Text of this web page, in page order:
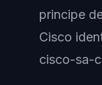
principe
Cisco
cisco-sa-